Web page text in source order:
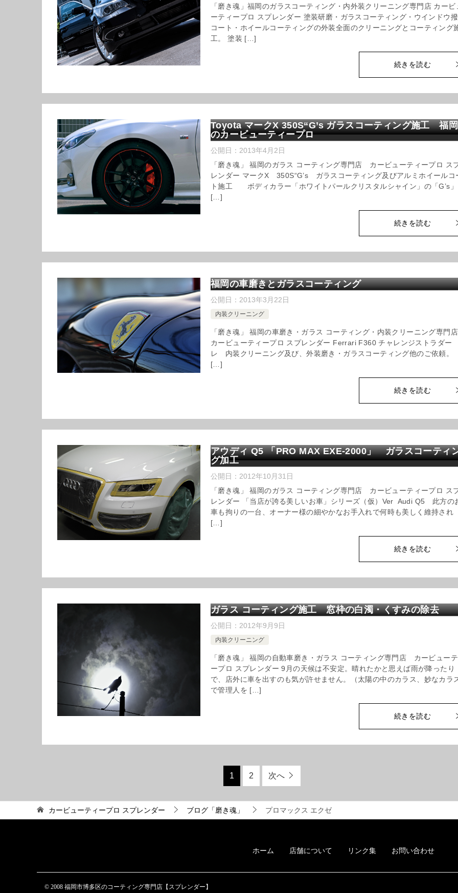
「磨き魂」福岡のガラスコーティング・内外装クリーニング専門店 カービ
ーティープロ スプレンダー 塗装研磨・ガラスコーティング・ウインドウ
コート・ホイールコーティングの外装全面のクリーニングとコーティング
工。 塗装 […]
続きを読む
Toyota マークX 350S“G’s ガラスコーティング施工 福岡
のカービューティープロ
公開日： 2013年4月2日
「磨き魂」 福岡のガラス コーティング専門店 カービューティープロ ス
レンダー マークX 350S“G’s ガラスコーティング及びアルミホイールコ
ト施工 ボディカラー「ホワイトパールクリスタルシャイン」の「G’s」
[…]
続きを読む
福岡の車磨きとガラスコーティング
公開日： 2013年3月22日
内装クリーニング
「磨き魂」 福岡の車磨き・ガラス コーティング・内装クリーニング専
カービューティープロ スプレンダー Ferrari F360 チャレンジストラダー
レ 内装クリーニング及び、外装磨き・ガラスコーティング他のご依頼。
[…]
続きを読む
アウディ Q5 「PRO MAX EXE-2000」 ガラスコーティ
グ加工
公開日： 2012年10月31日
「磨き魂」 福岡のガラス コーティング専門店 カービューティープロ ス
レンダー 「当店が誇る美しいお車」シリーズ（仮）Ver Audi Q5 此方の
車も拘りの一台、オーナー様の細やかなお手入れで何時も美しく維持され
[…]
続きを読む
ガラス コーティング施工 窓枠の白濁・くすみの除去
公開日： 2012年9月9日
内装クリーニング
「磨き魂」 福岡の自動車磨き・ガラス コーティング専門店 カービュー
ープロ スプレンダー 9月の天候は不安定。晴れたかと思えば雨が降ったり
で、店外に車を出すのも気が許せません。（太陽の中のカラス、妙なカラ
で管理人を […]
続きを読む
1 2 次へ
カービューティープロ スプレンダー ブログ「磨き魂」 プロマックス エクゼ
ホーム 店舗について リンク集 お問い合わせ
© 2008 福岡市博多区のコーティング専門店【スプレンダー】